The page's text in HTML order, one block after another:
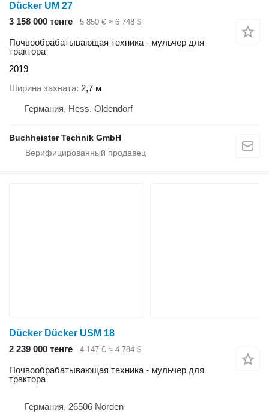
Dücker UM 27
3 158 000 тенге
5 850 € ≈ 6 748 $
Почвообрабатывающая техника - мульчер для
трактора
2019
Ширина захвата 2,7 м
Германия, Hess. Oldendorf
Buchheister Technik GmbH
Dücker Dücker USM 18
2 239 000 тенге
4 147 € ≈ 4 784 $
Почвообрабатывающая техника - мульчер для
трактора
Германия, 26506 Norden